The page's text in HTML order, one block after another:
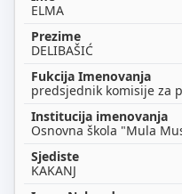
ELMA
DELIBAŠIĆ
predsjednik komisije za
Osnovna škola "Mula
KAKANJ